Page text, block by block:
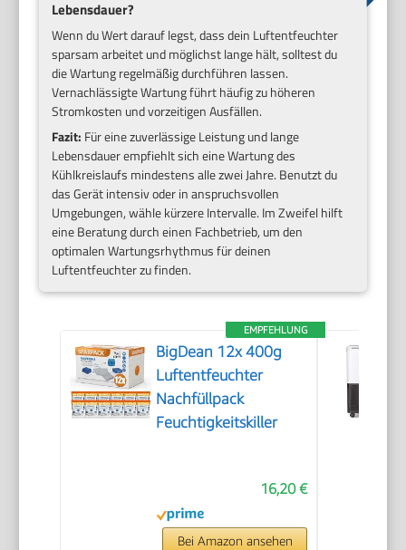
Lebensdauer?
Wenn du Wert darauf legst, dass dein Luftentfeuchter
sparsam arbeitet und möglichst lange hält, solltest du
die Wartung regelmäßig durchführen lassen.
Vernachlässigte Wartung führt häufig zu höheren
Stromkosten und vorzeitigen Ausfällen.
Fazit: Für eine zuverlässige Leistung und lange
Lebensdauer empfiehlt sich eine Wartung des
Kühlkreislaufs mindestens alle zwei Jahre. Benutzt du
das Gerät intensiv oder in anspruchsvollen
Umgebungen, wähle kürzere Intervalle. Im Zweifel hilft
eine Beratung durch einen Fachbetrieb, um den
optimalen Wartungsrhythmus für deinen
Luftentfeuchter zu finden.
EMPFEHLUNG
BigDean 12x 400g
Luftentfeuchter
Nachfüllpack
Feuchtigkeitskiller
16,20 €
Bei Amazon ansehen